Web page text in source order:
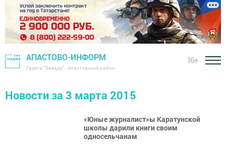
АПАСТОВО-ИНФОРМ
Газета "Звезда" - Апастовский район
16+
Новости за 3 марта 2015
«Юные журналист»ы Каратунской
школы дарили книги своим
односельчанам